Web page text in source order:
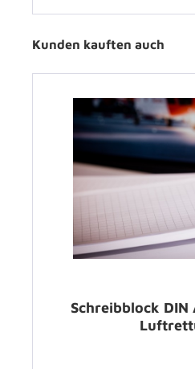
Kunden kauften auch
Schreibblock